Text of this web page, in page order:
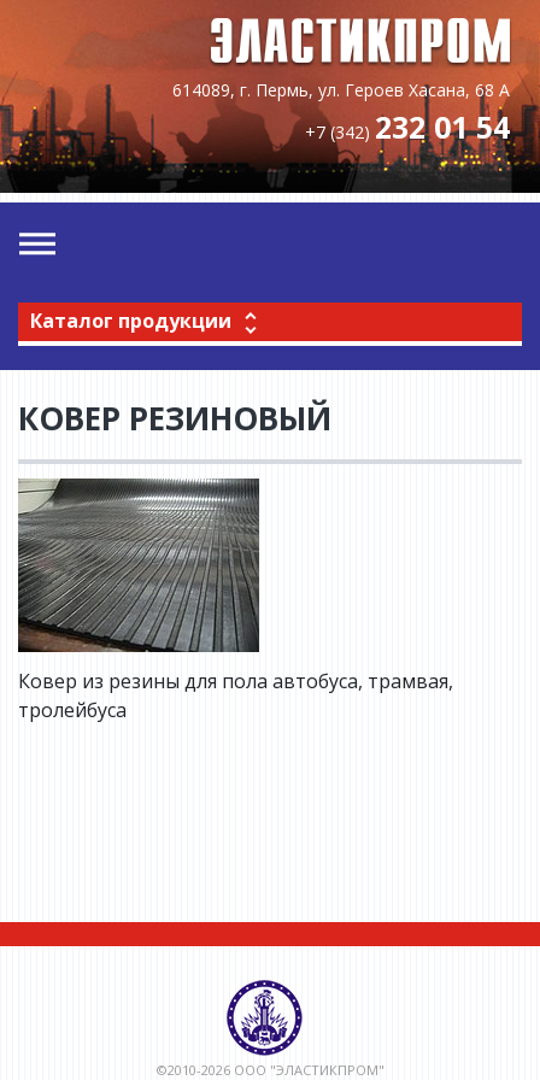
614089, г. Пермь, ул. Героев Хасана, 68 А
+7 (342) 232 01 54
Каталог продукции
КОВЕР РЕЗИНОВЫЙ
Ковер из резины для пола автобуса, трамвая,
тролейбуса
©2010-2026 ООО "ЭЛАСТИКПРОМ"